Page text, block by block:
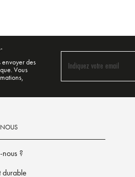
des
Vous
Indiquez votre email
?
durable